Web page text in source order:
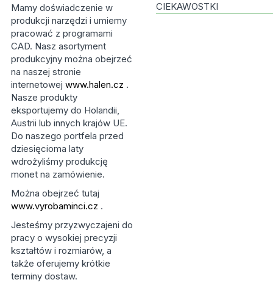
Mamy doświadczenie w
produkcji narzędzi i umiemy
pracować z programami
CAD. Nasz asortyment
produkcyjny można obejrzeć
na naszej stronie
internetowej www.halen.cz .
Nasze produkty
eksportujemy do Holandii,
Austrii lub innych krajów UE.
Do naszego portfela przed
dziesięcioma laty
wdrożyliśmy produkcję
monet na zamówienie.
Można obejrzeć tutaj
www.vyrobaminci.cz .
Jesteśmy przyzwyczajeni do
pracy o wysokiej precyzji
kształtów i rozmiarów, a
także oferujemy krótkie
terminy dostaw.
CIEKAWOSTKI